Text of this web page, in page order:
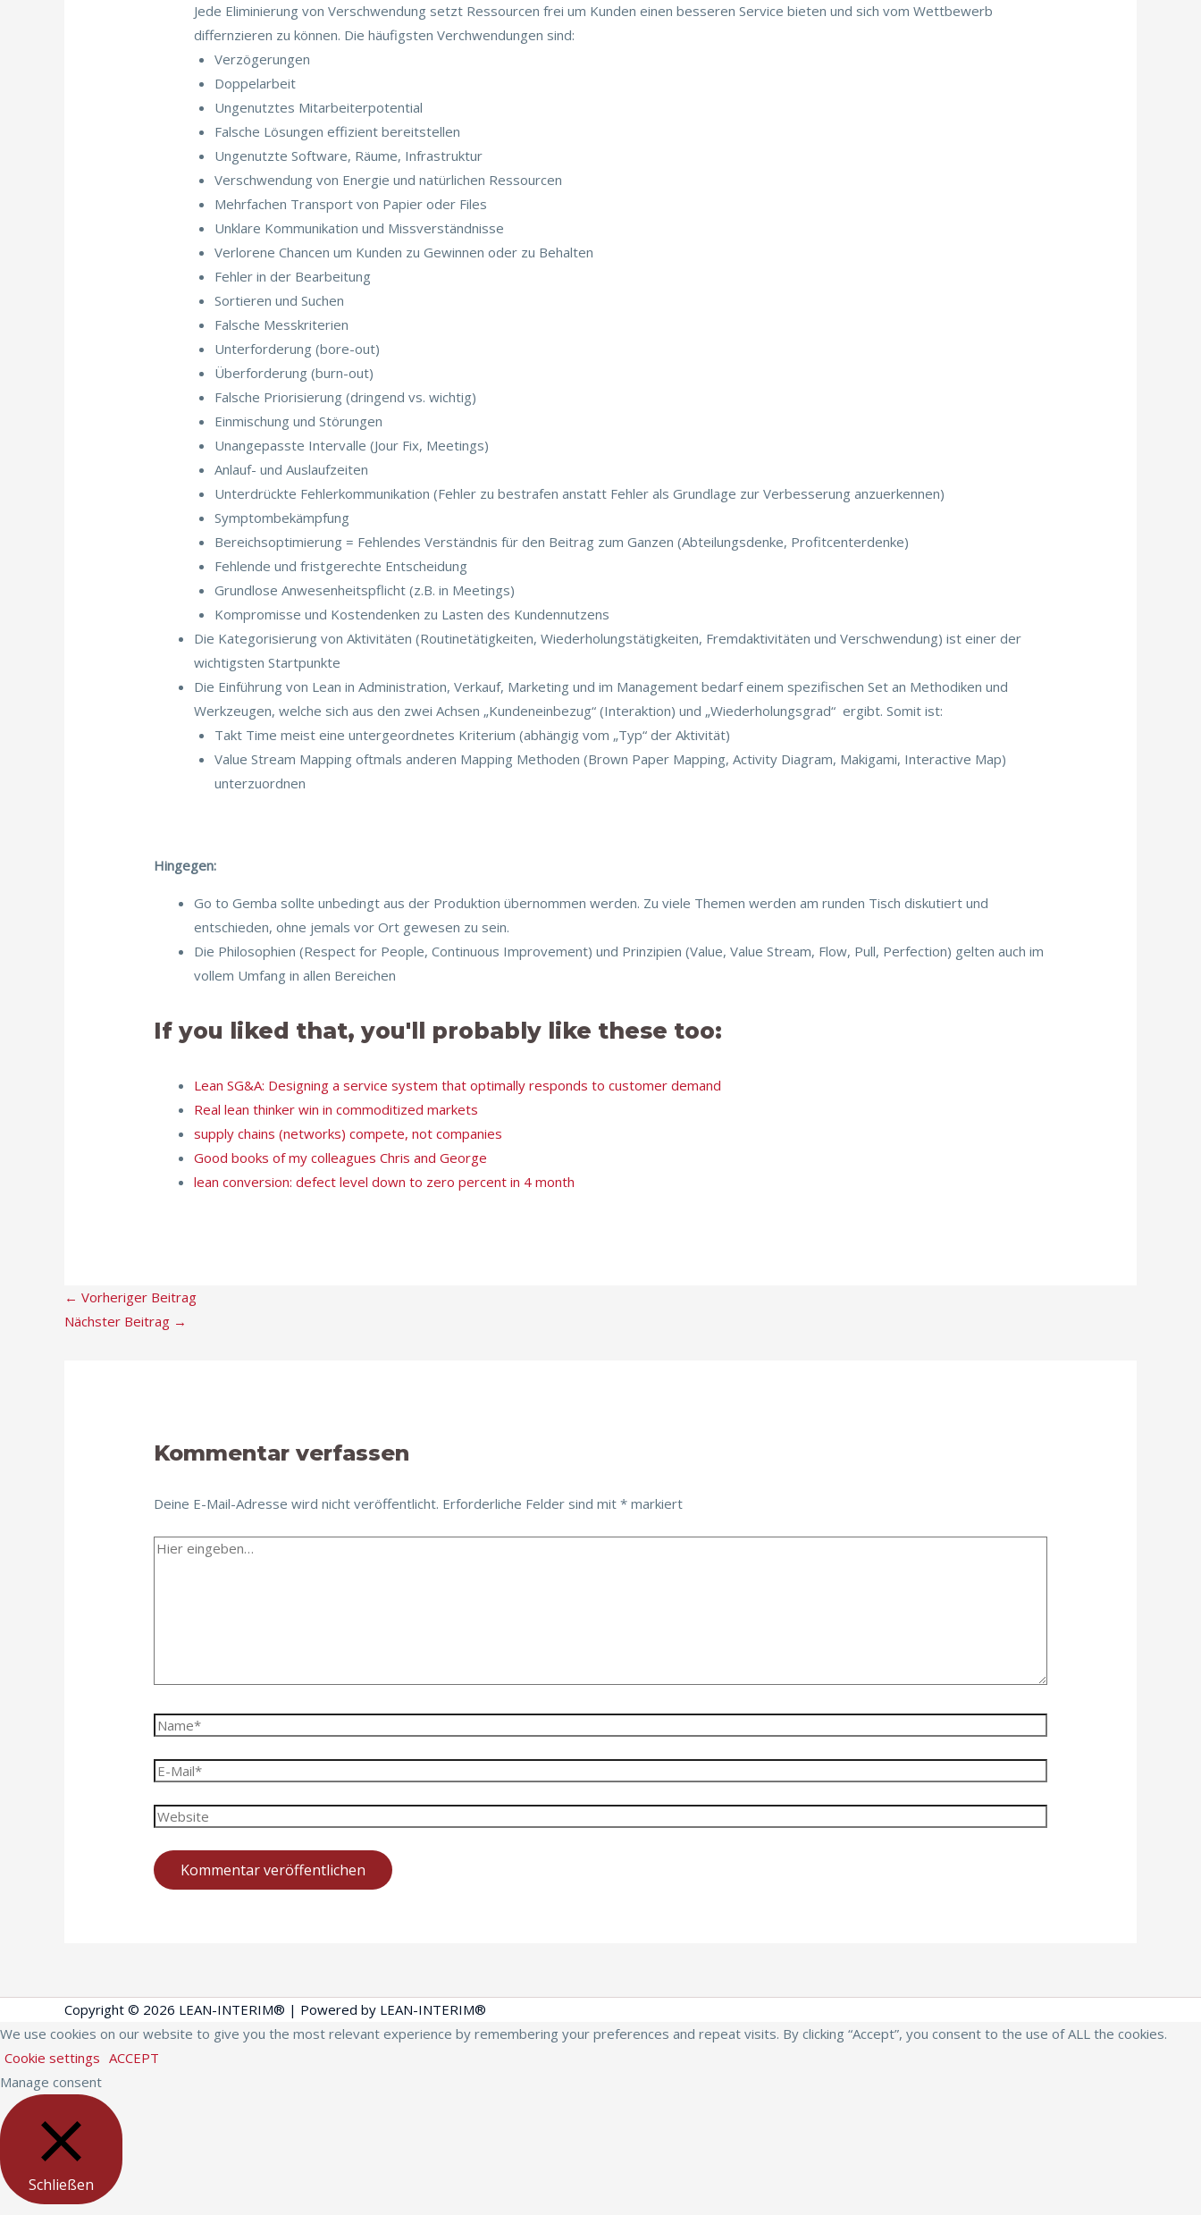
Jede Eliminierung von Verschwendung setzt Ressourcen frei um Kunden einen besseren Service bieten und sich vom Wettbewerb
differnzieren zu können. Die häufigsten Verchwendungen sind:
Verzögerungen
Doppelarbeit
Ungenutztes Mitarbeiterpotential
Falsche Lösungen effizient bereitstellen
Ungenutzte Software, Räume, Infrastruktur
Verschwendung von Energie und natürlichen Ressourcen
Mehrfachen Transport von Papier oder Files
Unklare Kommunikation und Missverständnisse
Verlorene Chancen um Kunden zu Gewinnen oder zu Behalten
Fehler in der Bearbeitung
Sortieren und Suchen
Falsche Messkriterien
Unterforderung (bore-out)
Überforderung (burn-out)
Falsche Priorisierung (dringend vs. wichtig)
Einmischung und Störungen
Unangepasste Intervalle (Jour Fix, Meetings)
Anlauf- und Auslaufzeiten
Unterdrückte Fehlerkommunikation (Fehler zu bestrafen anstatt Fehler als Grundlage zur Verbesserung anzuerkennen)
Symptombekämpfung
Bereichsoptimierung = Fehlendes Verständnis für den Beitrag zum Ganzen (Abteilungsdenke, Profitcenterdenke)
Fehlende und fristgerechte Entscheidung
Grundlose Anwesenheitspflicht (z.B. in Meetings)
Kompromisse und Kostendenken zu Lasten des Kundennutzens
Die Kategorisierung von Aktivitäten (Routinetätigkeiten, Wiederholungstätigkeiten, Fremdaktivitäten und Verschwendung) ist einer der
wichtigsten Startpunkte
Die Einführung von Lean in Administration, Verkauf, Marketing und im Management bedarf einem spezifischen Set an Methodiken und
Werkzeugen, welche sich aus den zwei Achsen „Kundeneinbezug“ (Interaktion) und „Wiederholungsgrad“ ergibt. Somit ist:
Takt Time meist eine untergeordnetes Kriterium (abhängig vom „Typ“ der Aktivität)
Value Stream Mapping oftmals anderen Mapping Methoden (Brown Paper Mapping, Activity Diagram, Makigami, Interactive Map)
unterzuordnen
Hingegen:
Go to Gemba sollte unbedingt aus der Produktion übernommen werden. Zu viele Themen werden am runden Tisch diskutiert und
entschieden, ohne jemals vor Ort gewesen zu sein.
Die Philosophien (Respect for People, Continuous Improvement) und Prinzipien (Value, Value Stream, Flow, Pull, Perfection) gelten auch im
vollem Umfang in allen Bereichen
If you liked that, you'll probably like these too:
Lean SG&A: Designing a service system that optimally responds to customer demand
Real lean thinker win in commoditized markets
supply chains (networks) compete, not companies
Good books of my colleagues Chris and George
lean conversion: defect level down to zero percent in 4 month
← Vorheriger Beitrag
Nächster Beitrag →
Kommentar verfassen
Deine E-Mail-Adresse wird nicht veröffentlicht. Erforderliche Felder sind mit* markiert
Copyright © 2026 LEAN-INTERIM® | Powered by LEAN-INTERIM®
We use cookies on our website to give you the most relevant experience by remembering your preferences and repeat visits. By clicking “Accept”, you consent to the use of ALL the cookies.
Cookie settings ACCEPT
Manage consent
Schließen